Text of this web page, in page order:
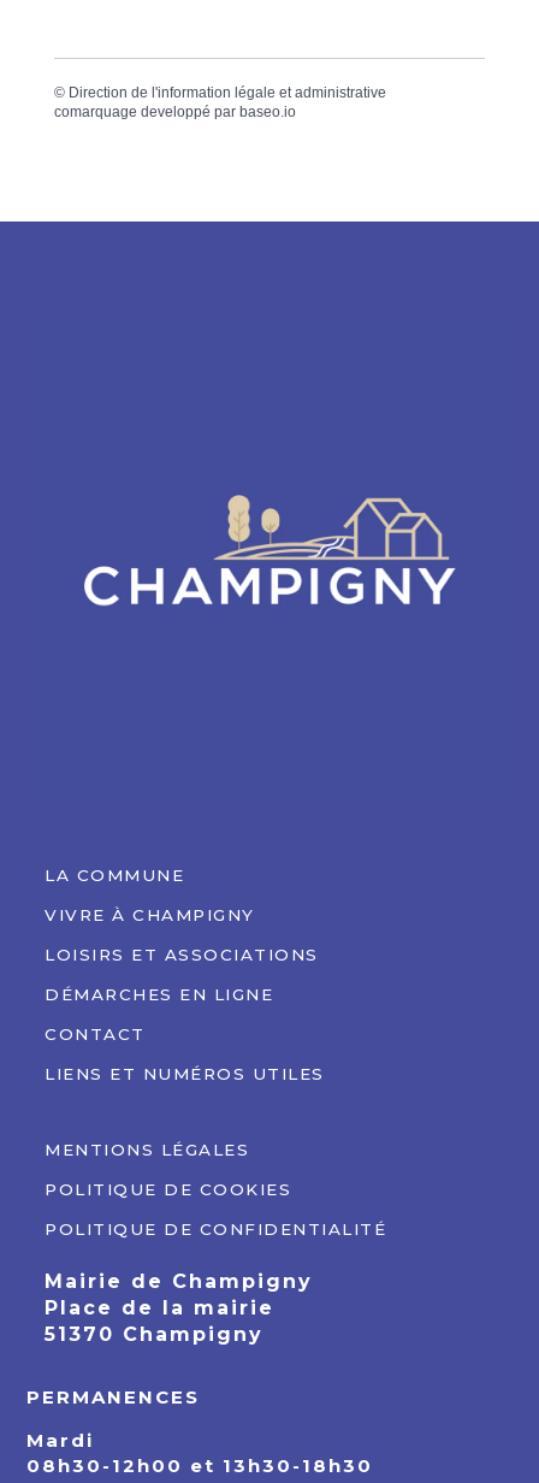
© Direction de l'information légale et administrative
comarquage developpé par baseo.io
LA COMMUNE
VIVRE À CHAMPIGNY
LOISIRS ET ASSOCIATIONS
DÉMARCHES EN LIGNE
CONTACT
LIENS ET NUMÉROS UTILES
MENTIONS LÉGALES
POLITIQUE DE COOKIES
POLITIQUE DE CONFIDENTIALITÉ
Mairie de Champigny
Place de la mairie
51370 Champigny
PERMANENCES
Mardi
08h30-12h00 et 13h30-18h30